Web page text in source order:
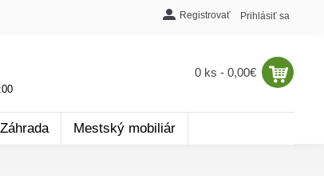
Registrovať Prihlásiť sa
0 ks - 0,00€
Záhrada Mestský mobiliár